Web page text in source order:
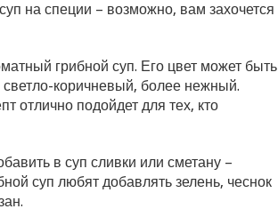
на специи – возможно, вам захочется
грибной суп. Его цвет может быть
коричневый, более нежный.
отлично подойдет для тех, кто
в суп сливки или сметану –
суп любят добавлять зелень, чеснок